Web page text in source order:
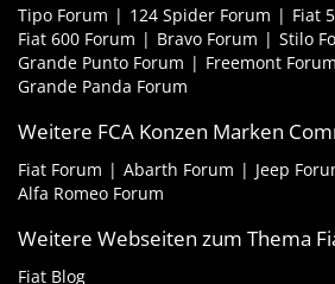
Tipo Forum 124 Spider Forum
Fiat
Fiat 600 Forum
Bravo Forum
Stilo
Grande Punto Forum
Freemont Forum
Grande Panda Forum
Weitere FCA Konzen Marken
Fiat Forum Abarth Forum Jeep
Alfa Romeo Forum
Weitere Webseiten zum Thema
Fiat Blog